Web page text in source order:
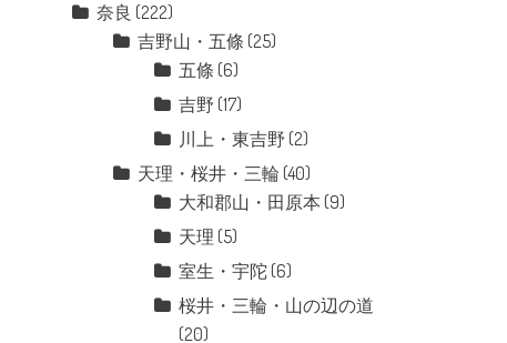
奈良 (222)
吉野山・五條 (25)
五條 (6)
吉野 (17)
川上・東吉野 (2)
天理・桜井・三輪 (40)
大和郡山・田原本 (9)
天理 (5)
室生・宇陀 (6)
桜井・三輪・山の辺の道
(20)